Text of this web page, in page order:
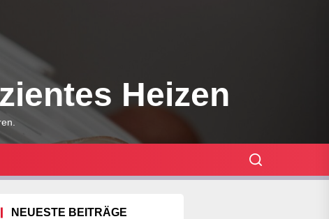
Heizen
NEUESTE BEITRÄGE